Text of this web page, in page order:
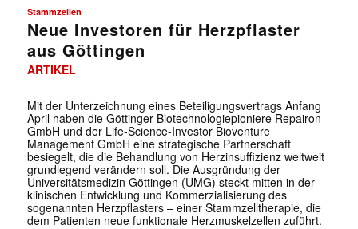
Stammzellen
Neue Investoren für Herzpflaster
aus Göttingen
ARTIKEL
Mit der Unterzeichnung eines Beteiligungsvertrags Anfang
April haben die Göttinger Biotechnologiepioniere Repairon
GmbH und der Life-Science-Investor Bioventure
Management GmbH eine strategische Partnerschaft
besiegelt, die die Behandlung von Herzinsuffizienz weltweit
grundlegend verändern soll. Die Ausgründung der
Universitätsmedizin Göttingen (UMG) steckt mitten in der
klinischen Entwicklung und Kommerzialisierung des
sogenannten Herzpflasters – einer Stammzelltherapie, die
dem Patienten neue funktionale Herzmuskelzellen zuführt.